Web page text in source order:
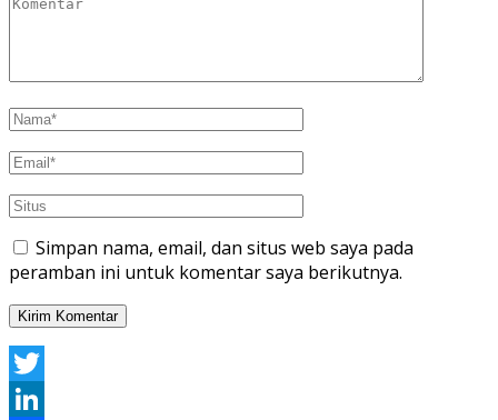
Simpan nama, email, dan situs web saya pada
peramban ini untuk komentar saya berikutnya.
Twitter